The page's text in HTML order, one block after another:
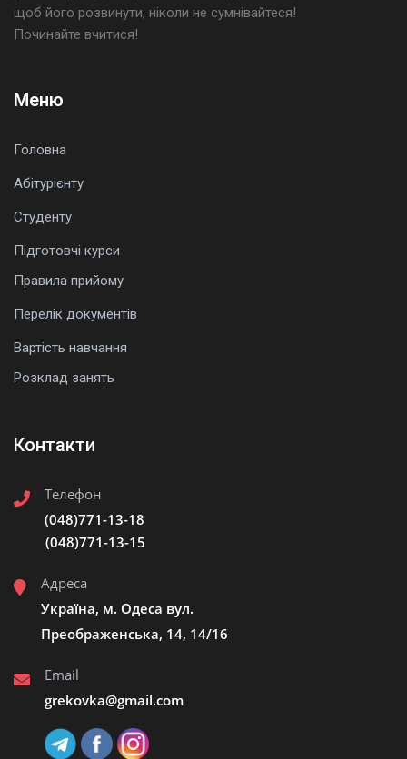
щоб його розвинути, ніколи не сумнівайтеся!
Починайте вчитися!
Меню
Головна
Абітурієнту
Студенту
Підготовчі курси
Правила прийому
Перелік документів
Вартість навчання
Розклад занять
Контакти
Телефон
(048)771-13-18
(048)771-13-15
Адреса
Україна, м. Одеса вул.
Преображенська, 14, 14/16
Email
grekovka@gmail.сom